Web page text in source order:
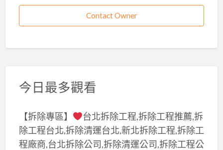
Contact Owner
今日最多觀看
【拆除專區】
台北拆除工程,拆除工程推薦,拆
除工程台北,拆除清運台北,新北拆除工程,拆除工
程廠商,台北拆除公司,拆除清運公司,拆除工程公